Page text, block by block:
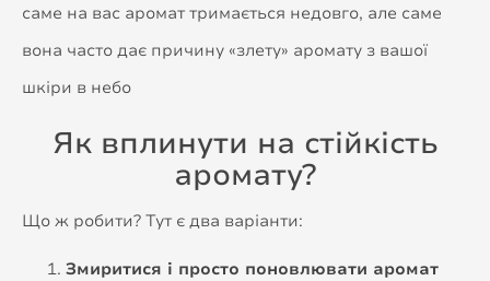
саме на вас аромат тримається недовго, але саме
вона часто дає причину «злету» аромату з вашої
шкіри в небо
Як вплинути на стійкість
аромату?
Що ж робити? Тут є два варіанти:
Змиритися і просто поновлювати аромат